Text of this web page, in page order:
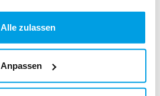
Alle zulassen
Anpassen